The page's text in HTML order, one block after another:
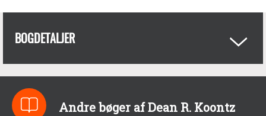
BOGDETALJER
Andre bøger af Dean R. Koontz